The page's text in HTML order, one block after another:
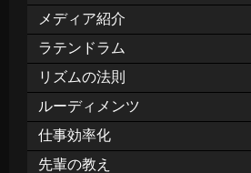
メディア紹介
ラテンドラム
リズムの法則
ルーディメンツ
仕事効率化
先輩の教え